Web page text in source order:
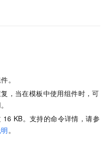
。
，当在模板中使用组件时，可
KB。支持的命令详情，请参
。